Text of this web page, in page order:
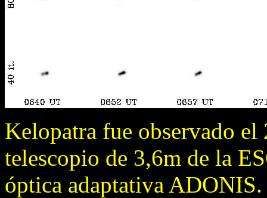
Kelopatra fue observado
telescopio de 3,6m de la
óptica adaptativa